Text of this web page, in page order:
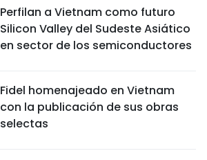
Perfilan a Vietnam como futuro
Silicon Valley del Sudeste Asiático
en sector de los semiconductores
Fidel homenajeado en Vietnam
con la publicación de sus obras
selectas